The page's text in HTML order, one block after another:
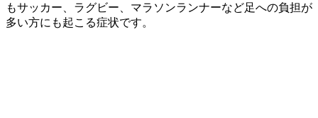
もサッカー、ラグビー、マラソンランナーなど足への負担が
多い方にも起こる症状です。